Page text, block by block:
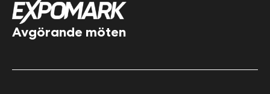
Avgörande möten